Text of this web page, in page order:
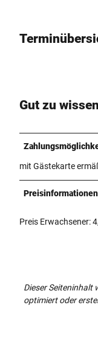
Gut zu wissen
mit Gästekarte
Preisinformationen
Preis Erwachsener:
Dieser Seiteninhalt
optimiert oder